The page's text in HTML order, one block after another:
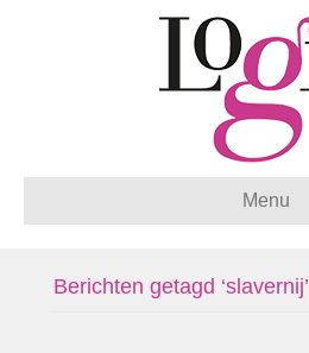
Menu
Berichten getagd ‘slavernij’